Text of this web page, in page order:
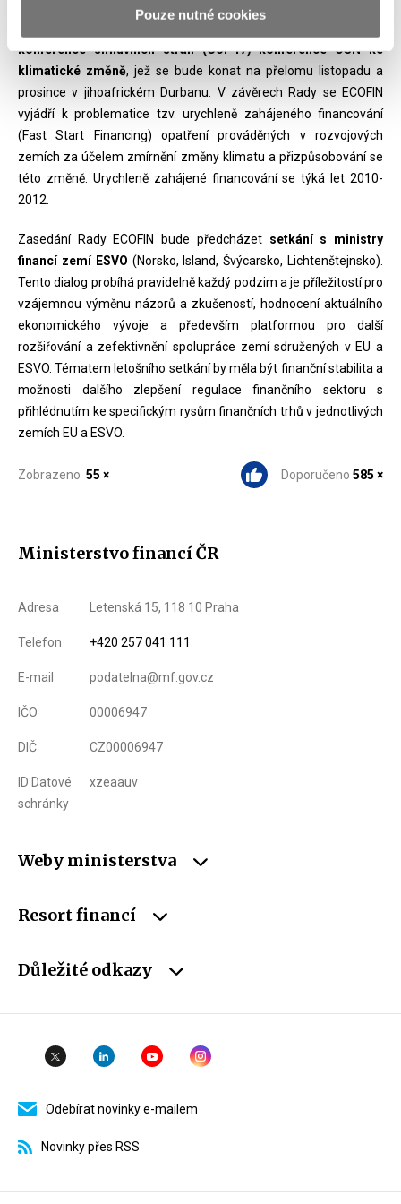
Pouze nutné cookies
Posledním tématem, kterým se ministři v rámci setkání Rady
konference smluvních stran (CoP17) konference OSN ke
klimatické změně, jež se bude konat na přelomu listopadu a
prosince v jihoafrickém Durbanu. V závěrech Rady se ECOFIN
vyjádří k problematice tzv. urychleně zahájeného financování
(Fast Start Financing) opatření prováděných v rozvojových
zemích za účelem zmírnění změny klimatu a přizpůsobování se
této změně. Urychleně zahájené financování se týká let 2010-
2012.
Zasedání Rady ECOFIN bude předcházet setkání s ministry
financí zemí ESVO (Norsko, Island, Švýcarsko, Lichtenštejnsko).
Tento dialog probíhá pravidelně každý podzim a je příležitostí pro
vzájemnou výměnu názorů a zkušeností, hodnocení aktuálního
ekonomického vývoje a především platformou pro další
rozšiřování a zefektivnění spolupráce zemí sdružených v EU a
ESVO. Tématem letošního setkání by měla být finanční stabilita a
možnosti dalšího zlepšení regulace finančního sektoru s
přihlédnutím ke specifickým rysům finančních trhů v jednotlivých
zemích EU a ESVO.
Zobrazeno 55 × Doporučeno 585 ×
Ministerstvo financí ČR
Adresa Letenská 15, 118 10 Praha
Telefon +420 257 041 111
E-mail podatelna@mf.gov.cz
IČO 00006947
DIČ CZ00006947
ID Datové
schránky
xzeaauv
Weby ministerstva
Resort financí
Důležité odkazy
Odebírat novinky e-mailem
Novinky přes RSS